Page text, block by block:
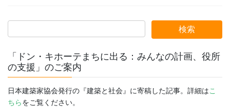
「ドン・キホーテまちに出る：みんなの計画、役所
の支援」のご案内
日本建築家協会発行の『建築と社会』に寄稿した記事。詳細はこ
ちらをご覧ください。